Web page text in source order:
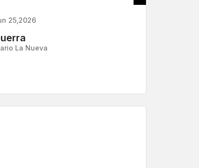
25,2026
La Nueva